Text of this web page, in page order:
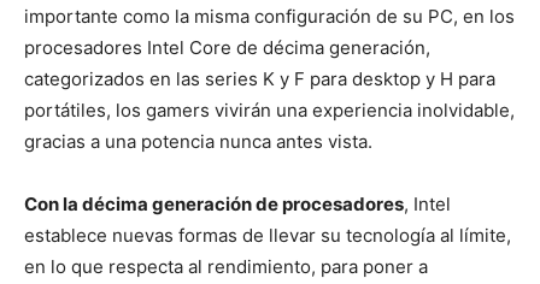
importante como la misma configuración de su PC, en los
procesadores Intel Core de décima generación,
categorizados en las series K y F para desktop y H para
portátiles, los gamers vivirán una experiencia inolvidable,
gracias a una potencia nunca antes vista.
Con la décima generación de procesadores, Intel
establece nuevas formas de llevar su tecnología al límite,
en lo que respecta al rendimiento, para poner a